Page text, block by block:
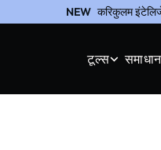
NEW करिकुलम
टूल्स समाधान